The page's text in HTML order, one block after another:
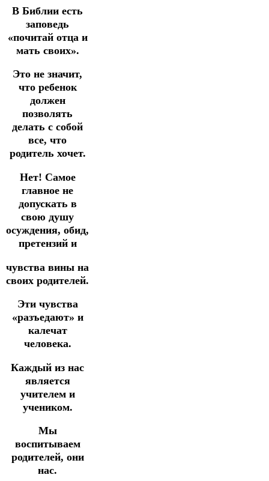
В Библии есть
заповедь
«почитай отца и
мать своих».
Это не значит,
что ребенок
должен
позволять
делать с собой
все, что
родитель хочет.
Нет! Самое
главное не
допускать в
свою душу
осуждения, обид,
претензий и
чувства вины на
своих родителей.
Эти чувства
«разъедают» и
калечат
человека.
Каждый из нас
является
учителем и
учеником.
Мы
воспитываем
родителей, они
нас.